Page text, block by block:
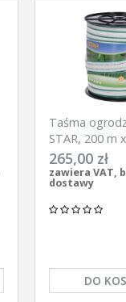
Taśma
STAR, 200 m
biało-zielona,
265,00 zł
zawiera VAT,
dostawy
DO